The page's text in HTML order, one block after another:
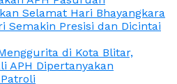
Selamat Hari Bhayangkara
Semakin Presisi dan Dicintai
di Kota Blitar,
APH Dipertanyakan